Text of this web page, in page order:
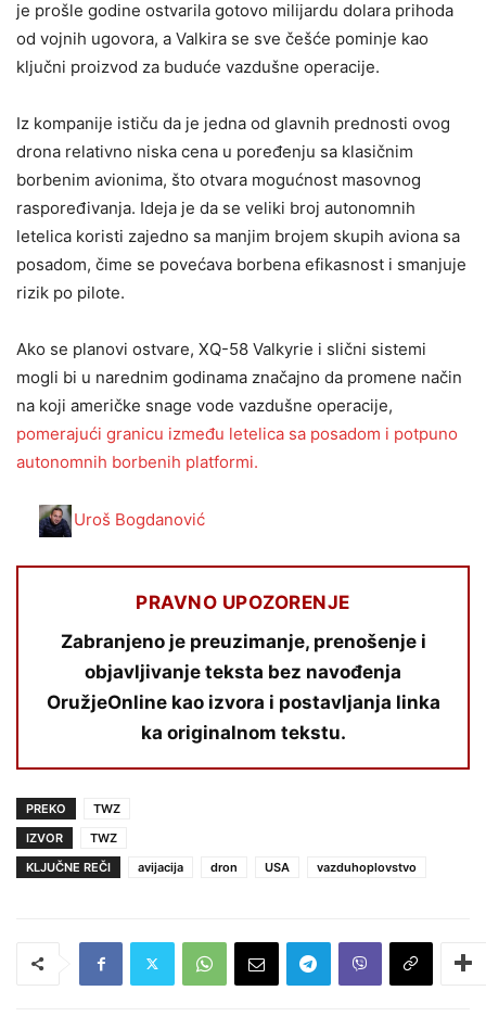
je prošle godine ostvarila gotovo milijardu dolara prihoda
od vojnih ugovora, a Valkira se sve češće pominje kao
ključni proizvod za buduće vazdušne operacije.
Iz kompanije ističu da je jedna od glavnih prednosti ovog
drona relativno niska cena u poređenju sa klasičnim
borbenim avionima, što otvara mogućnost masovnog
raspoređivanja. Ideja je da se veliki broj autonomnih
letelica koristi zajedno sa manjim brojem skupih aviona sa
posadom, čime se povećava borbena efikasnost i smanjuje
rizik po pilote.
Ako se planovi ostvare, XQ-58 Valkyrie i slični sistemi
mogli bi u narednim godinama značajno da promene način
na koji američke snage vode vazdušne operacije,
pomerajući granicu između letelica sa posadom i potpuno
autonomnih borbenih platformi.
Uroš Bogdanović
PRAVNO UPOZORENJE
Zabranjeno je preuzimanje, prenošenje i
objavljivanje teksta bez navođenja
OružjeOnline kao izvora i postavljanja linka
ka originalnom tekstu.
PREKO
TWZ
IZVOR
TWZ
KLJUČNE REČI
avijacija dron USA vazduhoplovstvo